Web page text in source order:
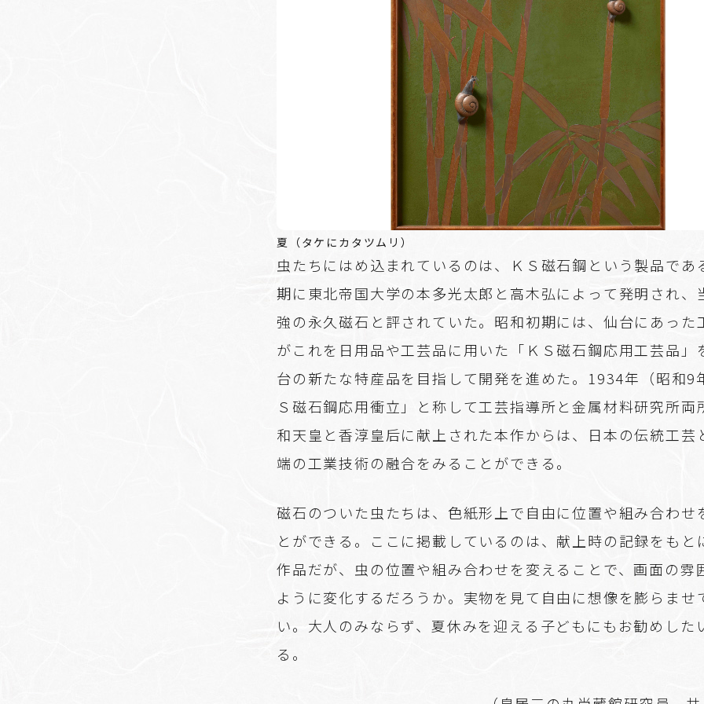
夏（タケにカタツムリ）
虫たちにはめ込まれているのは、ＫＳ磁石鋼という製品であ
期に東北帝国大学の本多光太郎と高木弘によって発明され、
強の永久磁石と評されていた。昭和初期には、仙台にあった
がこれを日用品や工芸品に用いた「ＫＳ磁石鋼応用工芸品」
台の新たな特産品を目指して開発を進めた。1934年（昭和9
Ｓ磁石鋼応用衝立」と称して工芸指導所と金属材料研究所両
和天皇と香淳皇后に献上された本作からは、日本の伝統工芸
端の工業技術の融合をみることができる。
磁石のついた虫たちは、色紙形上で自由に位置や組み合わせ
とができる。ここに掲載しているのは、献上時の記録をもと
作品だが、虫の位置や組み合わせを変えることで、画面の雰
ように変化するだろうか。実物を見て自由に想像を膨らませ
い。大人のみならず、夏休みを迎える子どもにもお勧めした
る。